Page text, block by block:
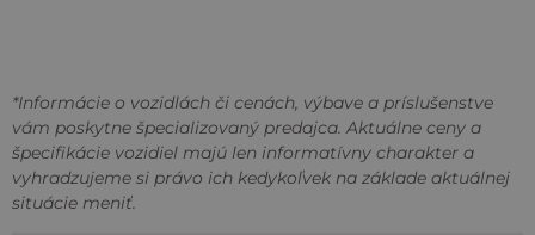
*Informácie o vozidlách či cenách, výbave a príslušenstve
vám poskytne špecializovaný predajca. Aktuálne ceny a
špecifikácie vozidiel majú len informatívny charakter a
vyhradzujeme si právo ich kedykoľvek na základe aktuálnej
situácie meniť.